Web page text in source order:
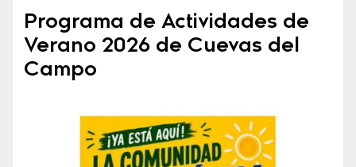
Programa de Actividades de
Verano 2026 de Cuevas del
Campo